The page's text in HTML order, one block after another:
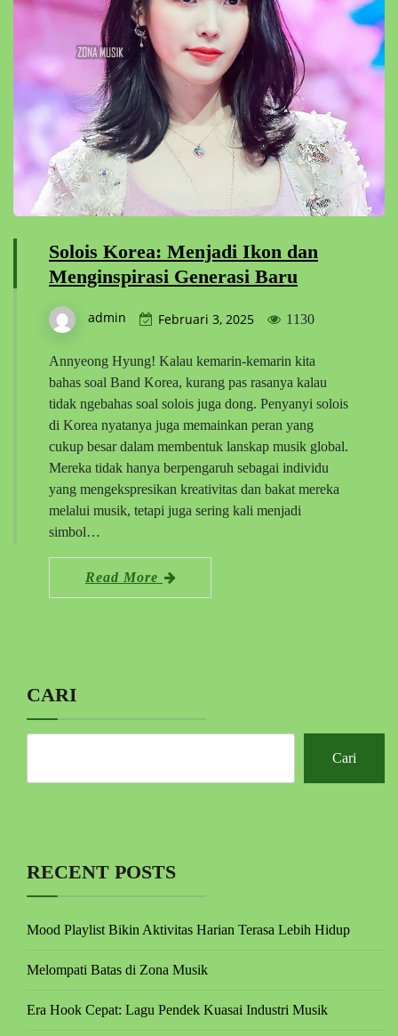
Solois Korea: Menjadi Ikon dan
Menginspirasi Generasi Baru
admin Februari 3, 2025 1130
Annyeong Hyung! Kalau kemarin-kemarin kita
bahas soal Band Korea, kurang pas rasanya kalau
tidak ngebahas soal solois juga dong. Penyanyi solois
di Korea nyatanya juga memainkan peran yang
cukup besar dalam membentuk lanskap musik global.
Mereka tidak hanya berpengaruh sebagai individu
yang mengekspresikan kreativitas dan bakat mereka
melalui musik, tetapi juga sering kali menjadi
simbol…
Read More
CARI
Cari
RECENT POSTS
Mood Playlist Bikin Aktivitas Harian Terasa Lebih Hidup
Melompati Batas di Zona Musik
Era Hook Cepat: Lagu Pendek Kuasai Industri Musik